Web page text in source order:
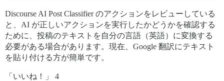
Discourse AI Post Classifier のアクションをレビューしている
と、AI が正しいアクションを実行したかどうかを確認する
ために、投稿のテキストを自分の言語（英語）に変換する
必要がある場合があります。現在、Google 翻訳にテキスト
を貼り付ける方が簡単です。
「いいね！」 4